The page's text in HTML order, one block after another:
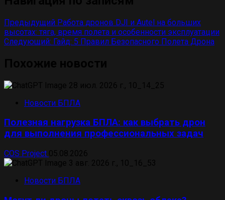
Предыдущий Работа дронов DJI и Autel на больших
высотах: тяга, время полета и особенности эксплуатации
Следующий: Гайд: 5 Правил Безопасного Полета Дрона
Новости БПЛА
Полезная нагрузка БПЛА: как выбрать дрон
для выполнения профессиональных задач
COS Project
Новости БПЛА